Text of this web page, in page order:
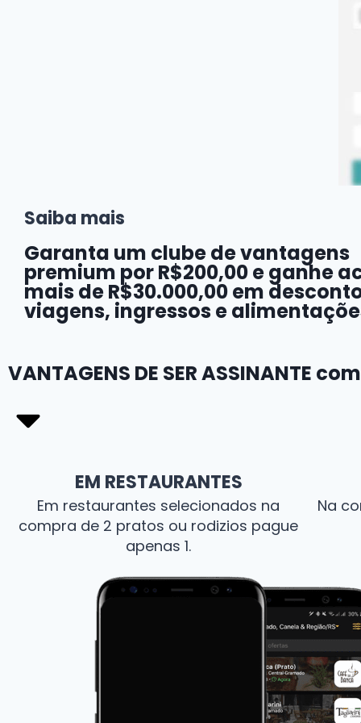
Saiba mais
Garanta um clube de vantagens
premium por R$200,00 e ganhe
mais deR$30.000,00 em
viagens, ingressos e
VANTAGENS DE SER ASSINANTE
EM RESTAURANTES
Em restaurantes selecionados na
compra de 2 pratos ou rodizios pague
apenas 1.
Na